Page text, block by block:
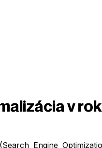
v
Engine